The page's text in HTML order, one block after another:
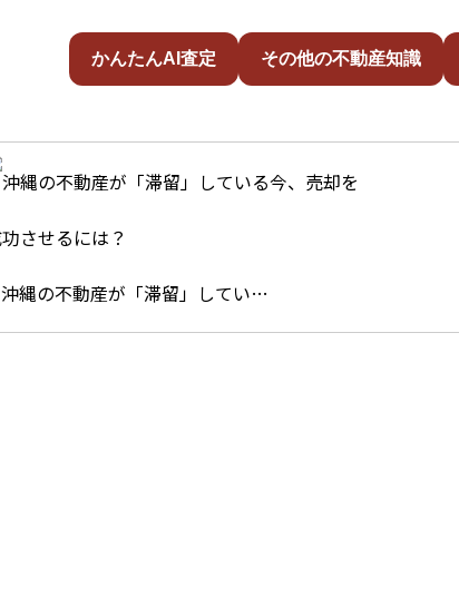
かんたんAI査定 その他の不動産知識
沖縄の不動産が「滞留」してい…